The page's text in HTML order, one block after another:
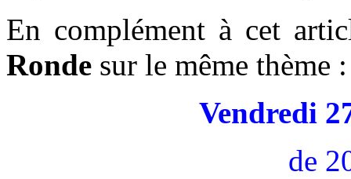
En complément à cet
Ronde sur le même thème :
Vendredi
de